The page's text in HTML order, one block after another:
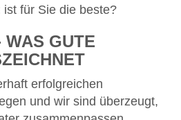
für Sie die beste?
WAS GUTE
erfolgreichen
und wir sind überzeugt,